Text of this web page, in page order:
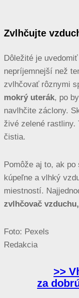
Zvlhčujte
Dôležité je
nepríjemnejší než
zvlhčovať rôznymi
mokrý uterák, po
navlhčite záclony.
živé zelené rastliny.
čistia.
Pomôže aj to, ak
kúpeľne a vlhký
miestností.
zvlhčovač
Foto: Pexels
Redakcia
>>
za